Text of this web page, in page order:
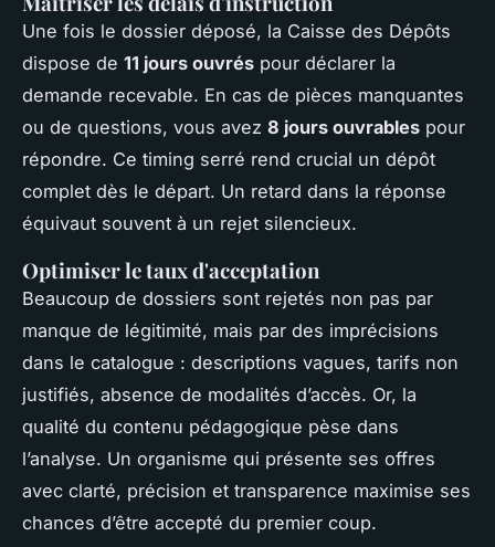
Une fois le dossier déposé, la Caisse des Dépôts
dispose de 11 jours ouvrés pour déclarer la
demande recevable. En cas de pièces manquantes
ou de questions, vous avez 8 jours ouvrables pour
répondre. Ce timing serré rend crucial un dépôt
complet dès le départ. Un retard dans la réponse
équivaut souvent à un rejet silencieux.
Optimiser le taux d'acceptation
Beaucoup de dossiers sont rejetés non pas par
manque de légitimité, mais par des imprécisions
dans le catalogue : descriptions vagues, tarifs non
justifiés, absence de modalités d’accès. Or, la
qualité du contenu pédagogique pèse dans
l’analyse. Un organisme qui présente ses offres
avec clarté, précision et transparence maximise ses
chances d’être accepté du premier coup.